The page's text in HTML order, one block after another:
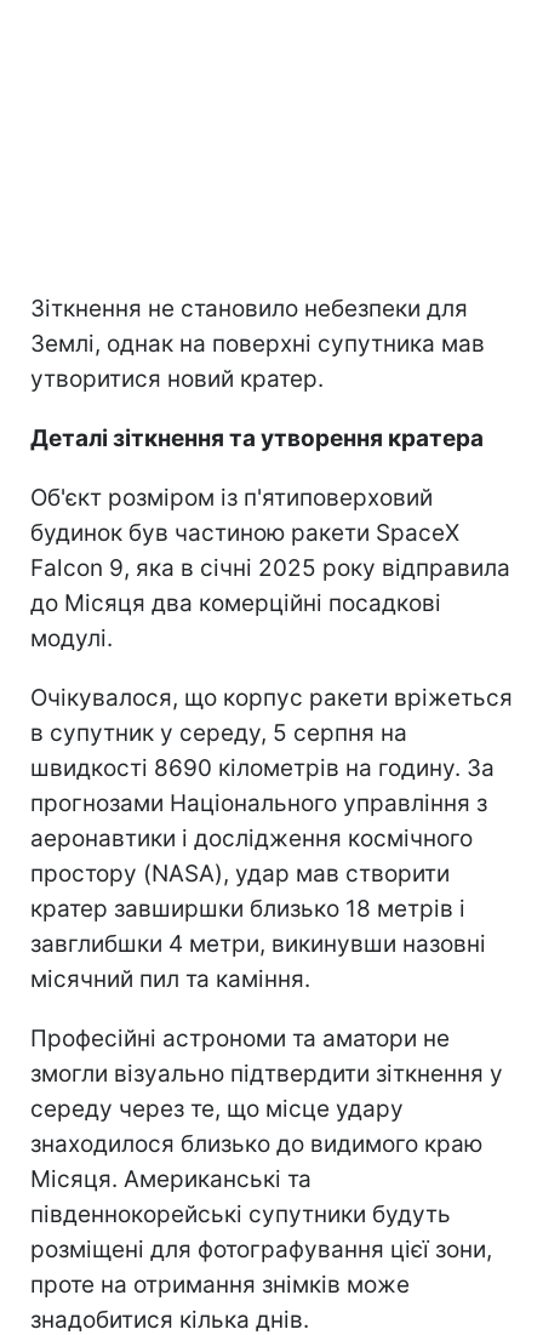
Зіткнення не становило небезпеки для
Землі, однак на поверхні супутника мав
утворитися новий кратер.
Деталі зіткнення та утворення кратера
Об'єкт розміром із п'ятиповерховий
будинок був частиною ракети SpaceX
Falcon 9, яка в січні 2025 року відправила
до Місяця два комерційні посадкові
модулі.
Очікувалося, що корпус ракети вріжеться
в супутник у середу, 5 серпня на
швидкості 8690 кілометрів на годину. За
прогнозами Національного управління з
аеронавтики і дослідження космічного
простору (NASA), удар мав створити
кратер завширшки близько 18 метрів і
завглибшки 4 метри, викинувши назовні
місячний пил та каміння.
Професійні астрономи та аматори не
змогли візуально підтвердити зіткнення у
середу через те, що місце удару
знаходилося близько до видимого краю
Місяця. Американські та
південнокорейські супутники будуть
розміщені для фотографування цієї зони,
проте на отримання знімків може
знадобитися кілька днів.